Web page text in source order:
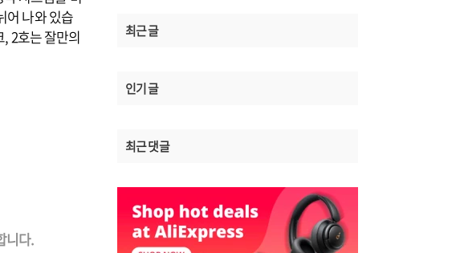
최근 글
인기 글
최근 댓글
어 나와 있습
2호는 잘만의
니다.